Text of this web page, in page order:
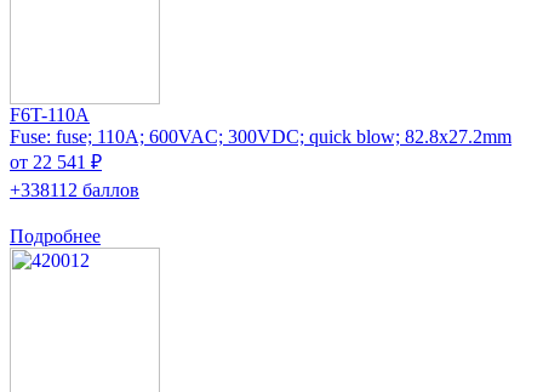
F6T-110A
Fuse: fuse; 110A; 600VAC; 300VDC; quick blow; 82.8x27.2mm
от 22 541 ₽
+338112 баллов
Подробнее